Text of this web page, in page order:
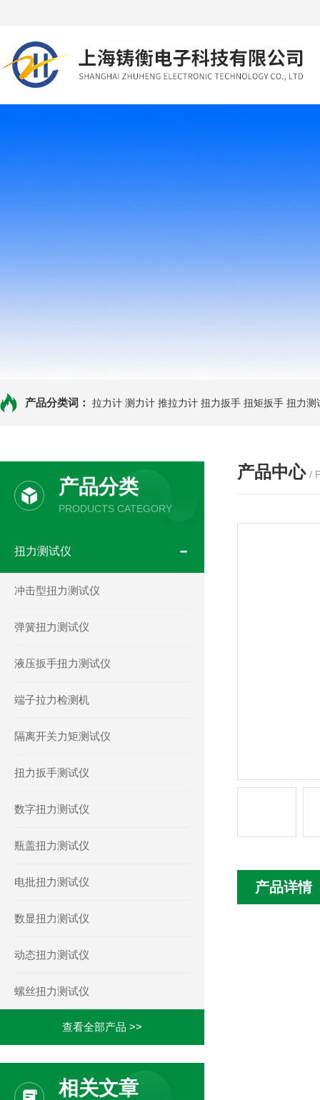
产品分类词： 拉力计 测力计 推拉力计 扭力扳手 扭矩扳手 扭力测
产品分类
PRODUCTS CATEGORY
扭力测试仪
冲击型扭力测试仪
弹簧扭力测试仪
液压扳手扭力测试仪
端子拉力检测机
隔离开关力矩测试仪
扭力扳手测试仪
数字扭力测试仪
瓶盖扭力测试仪
电批扭力测试仪
数显扭力测试仪
动态扭力测试仪
螺丝扭力测试仪
查看全部产品 >>
相关文章
产品中心 /
产品详情